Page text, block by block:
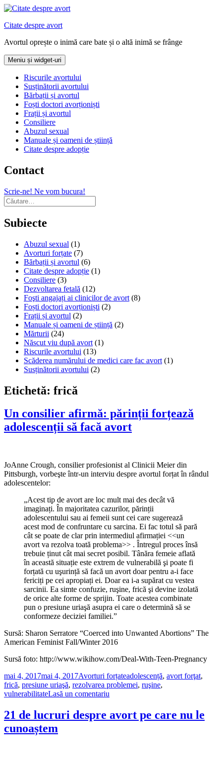
Sari
conținut
Citate despre avort
Avortul oprește o inimă care bate și o altă inimă se frânge
Meniu și widget-uri
Riscurile avortului
Susținătorii avortului
Bărbații și avortul
Foști doctori avorționiști
Frații și avortul
Consiliere
Abuzul sexual
Manuale și oameni de știință
Citate despre adopție
Contact
Scrie-ne! Ne vom bucura!
Caută
după:
Subiecte
Abuzul sexual (1)
Avorturi forțate (7)
Bărbații și avortul (6)
Citate despre adopție (1)
Consiliere (3)
Dezvoltarea fetală (12)
Foşti angajați ai clinicilor de avort (8)
Foști doctori avorționiști (2)
Frații și avortul (2)
Manuale și oameni de știință (2)
Mărturii (24)
Născut viu după avort (1)
Riscurile avortului (13)
Scăderea numărului de medici care fac avort (1)
Susținătorii avortului (2)
Etichetă: frică
Un consilier afirmă: părinții forțează
adolescenții să facă avort
JoAnne Crough, consilier profesionist al Clinicii Meier din
Pittsburgh, vorbeşte într-un interviu despre avortul forțat în rândul
adolescentelor:
„Acest tip de avort are loc mult mai des decât vă
imaginați. În majoritatea cazurilor, părinții
adolescentului sau ai femeii sunt cei care sugerează
acest mod de confruntare cu sarcina. Ei fac totul să pară
cât se poate de clar prin intermediul afirmației <<un
avort va rezolva toată problema>> . Întregul proces însă
trebuie ținut cât mai secret posibil. Tânăra femeie aflată
în această situație este extrem de vulnerabilă şi poate fi
forțată cu uşurință să facă un avort doar pentru a-i face
fericiți pe cei apropiați ei. Doar ea i-a supărat cu vestea
sarcinii. Ea simte confuzie, ruşine, frică şi devine izolată
de orice alte forme de sprijin. Toate acestea combinate
pun o presiune uriaşă asupra ei care o determină să se
conformeze deciziei familiei.”
Sursă: Sharon Serratore “Coerced into Unwanted Abortions” The
American Feminist Fall/Winter 2016
Sursă foto: http://www.wikihow.com/Deal-With-Teen-Pregnancy
Publicat
pe
mai 4, 2017mai 4, 2017Categorii
Avorturi forțateEtichete
adolescență, avort forţat,
frică, presiune uriaşă, rezolvarea problemei, ruşine,
vulnerabilitateLasă un comentariu
consilier
afirmă:
21 de lucruri despre avort pe care nu le
cunoaștem